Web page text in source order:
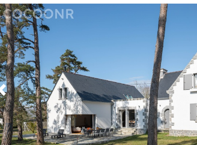
Précédent